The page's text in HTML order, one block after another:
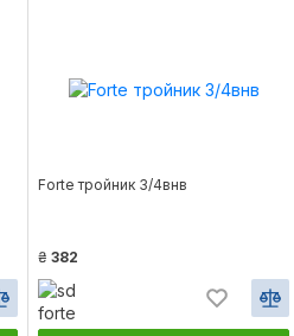
Forte тройник 3/4внв
₴ 382